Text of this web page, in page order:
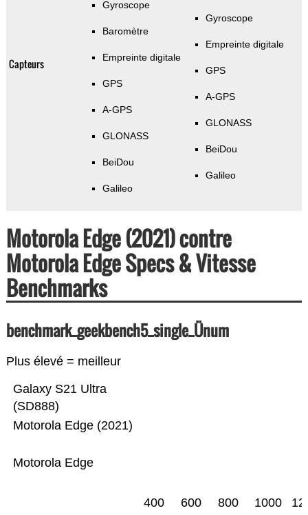
Capteurs
Gyroscope
Baromètre
Empreinte digitale
GPS
A-GPS
GLONASS
BeiDou
Galileo
Gyroscope
Empreinte digitale
GPS
A-GPS
GLONASS
BeiDou
Galileo
Motorola Edge (2021) contre
Motorola Edge Specs & Vitesse
Benchmarks
benchmark_geekbench5_single_Ünum
Plus élevé = meilleur
Motorola Edge
Motorola Edge (2021)
Galaxy S21 Ultra
(SD888)
400 600 800 1000